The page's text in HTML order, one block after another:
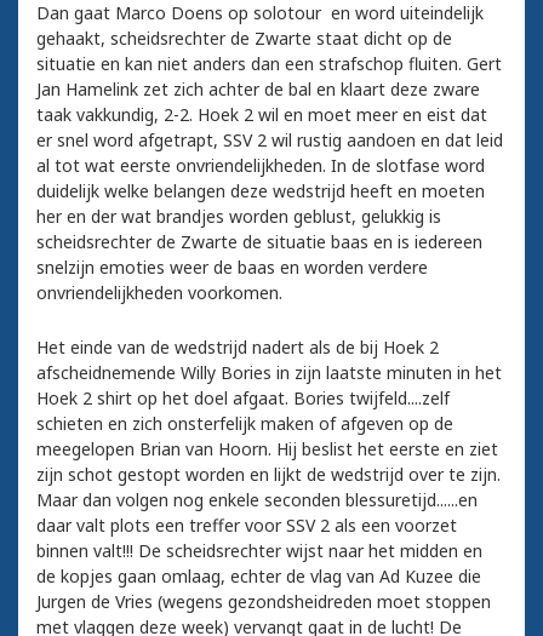
Dan gaat Marco Doens op solotour en word uiteindelijk
gehaakt, scheidsrechter de Zwarte staat dicht op de
situatie en kan niet anders dan een strafschop fluiten. Gert
Jan Hamelink zet zich achter de bal en klaart deze zware
taak vakkundig, 2-2. Hoek 2 wil en moet meer en eist dat
er snel word afgetrapt, SSV 2 wil rustig aandoen en dat leid
al tot wat eerste onvriendelijkheden. In de slotfase word
duidelijk welke belangen deze wedstrijd heeft en moeten
her en der wat brandjes worden geblust, gelukkig is
scheidsrechter de Zwarte de situatie baas en is iedereen
snelzijn emoties weer de baas en worden verdere
onvriendelijkheden voorkomen.
Het einde van de wedstrijd nadert als de bij Hoek 2
afscheidnemende Willy Bories in zijn laatste minuten in het
Hoek 2 shirt op het doel afgaat. Bories twijfeld....zelf
schieten en zich onsterfelijk maken of afgeven op de
meegelopen Brian van Hoorn. Hij beslist het eerste en ziet
zijn schot gestopt worden en lijkt de wedstrijd over te zijn.
Maar dan volgen nog enkele seconden blessuretijd......en
daar valt plots een treffer voor SSV 2 als een voorzet
binnen valt!!! De scheidsrechter wijst naar het midden en
de kopjes gaan omlaag, echter de vlag van Ad Kuzee die
Jurgen de Vries (wegens gezondsheidreden moet stoppen
met vlaggen deze week) vervangt gaat in de lucht! De